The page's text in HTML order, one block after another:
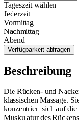
Tageszeit wählen
Jederzeit
Vormittag
Nachmittag
Abend
Verfügbarkeit abfragen
Beschreibung
Die Rücken- und
klassischen Massage.
konzentriert sich auf
Muskulatur des